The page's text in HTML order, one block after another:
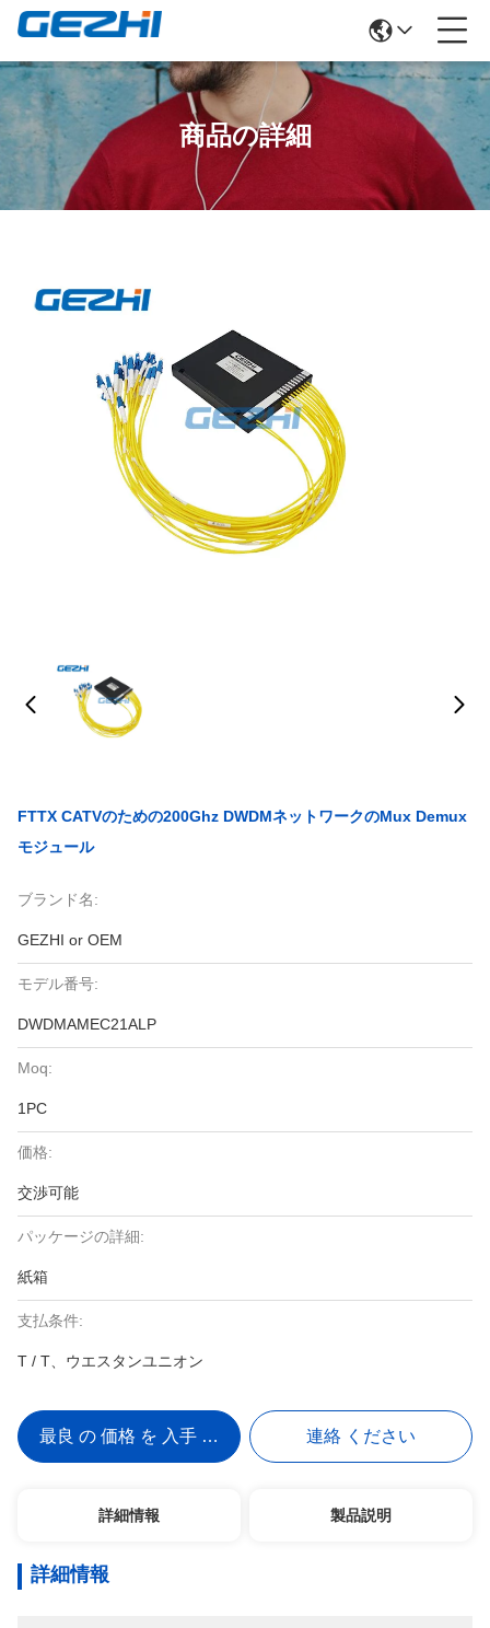
商品の詳細
FTTX CATVのための200Ghz DWDMネットワークのMux Demux
モジュール
ブランド名:
GEZHI or OEM
モデル番号:
DWDMAMEC21ALP
Moq:
1PC
価格:
交渉可能
パッケージの詳細:
紙箱
支払条件:
T / T、ウエスタンユニオン
最良 の 価格 を 入手 する 連絡 ください
詳細情報 製品説明
詳細情報